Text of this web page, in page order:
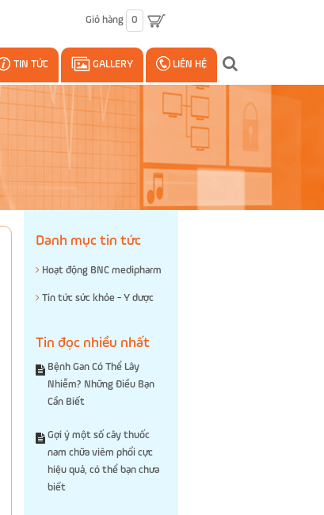
Giỏ hàng 0
TIN TỨC GALLERY LIÊN HỆ
Danh mục tin tức
Hoạt động BNC medipharm
Tin tức sức khỏe - Y dược
Tin đọc nhiều nhất
Bệnh Gan Có Thể Lây
Nhiễm? Những Điều Bạn
Cần Biết
Gợi ý một số cây thuốc
nam chữa viêm phổi cực
hiệu quả, có thể bạn chưa
biết